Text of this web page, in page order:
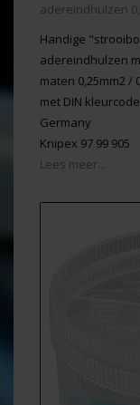
adereindhulzen
Handige
adereindhulzen
maten 0,25mm2 /
met DIN
Germany
Knipex 97 99 905
Lees meer...